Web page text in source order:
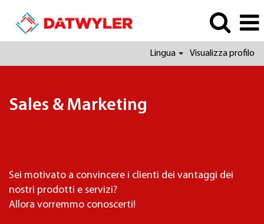
Lingua Visualizza profilo
Marketing
italiano
Sales & Marketing
Sei motivato a convincere i clienti dei vantaggi dei
nostri prodotti e servizi?
Allora vorremmo conoscerti!